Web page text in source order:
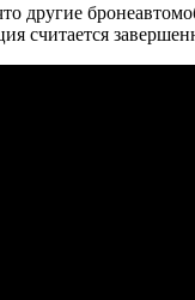
другие
считается